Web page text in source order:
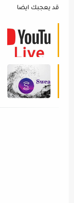
قد يعجبك ايضا